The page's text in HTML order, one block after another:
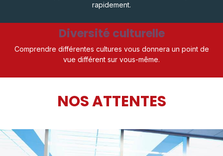
rapidement.
Diversité culturelle
Comprendre différentes cultures vous donnera un point de
vue différent sur vous-même.
NOS ATTENTES